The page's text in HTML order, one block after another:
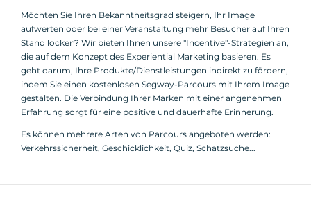
Möchten Sie Ihren Bekanntheitsgrad steigern, Ihr Image
aufwerten oder bei einer Veranstaltung mehr Besucher auf Ihren
Stand locken? Wir bieten Ihnen unsere "Incentive"-Strategien an,
die auf dem Konzept des Experiential Marketing basieren. Es
geht darum, Ihre Produkte/Dienstleistungen indirekt zu fördern,
indem Sie einen kostenlosen Segway-Parcours mit Ihrem Image
gestalten. Die Verbindung Ihrer Marken mit einer angenehmen
Erfahrung sorgt für eine positive und dauerhafte Erinnerung.
Es können mehrere Arten von Parcours angeboten werden:
Verkehrssicherheit, Geschicklichkeit, Quiz, Schatzsuche...